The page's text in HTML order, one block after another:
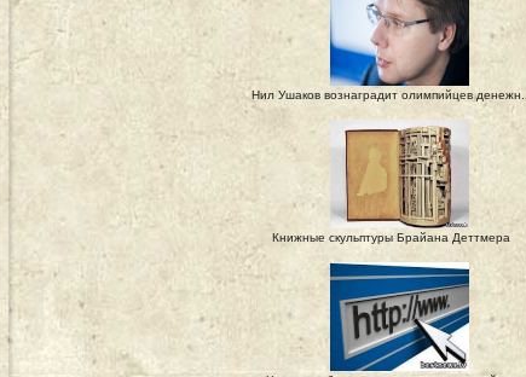
Нил Ушаков вознаградит олимпийцев денежн...
Книжные скульптуры Брайана Деттмера